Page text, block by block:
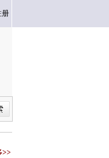
册
>>